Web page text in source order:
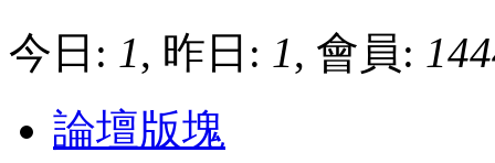
今日: 1, 昨日: 1, 會員:
論壇版塊